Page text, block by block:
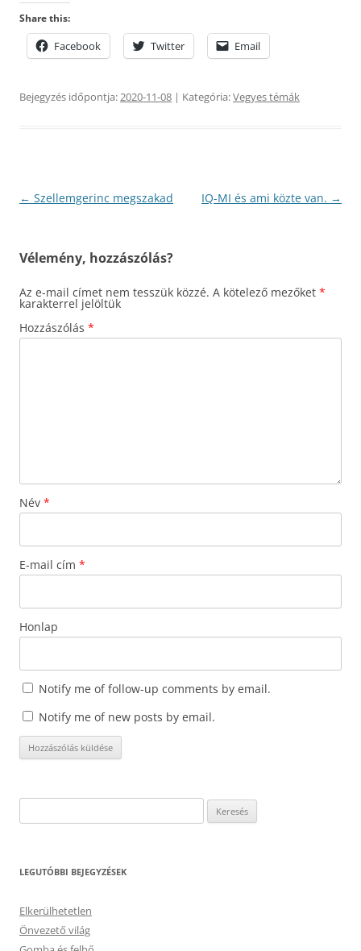
Share this:
Facebook Twitter Email
Bejegyzés időpontja:2020-11-08 | Kategória:Vegyes témák
Bejegyzés
← Szellemgerinc megszakad IQ-MI és ami közte van. →
Vélemény, hozzászólás?
Az e-mail címet nem tesszük közzé. A kötelező mezőket *
karakterrel jelöltük
Hozzászólás *
Név *
E-mail cím *
Honlap
Notify me of follow-up comments by email.
Notify me of new posts by email.
LEGUTÓBBI BEJEGYZÉSEK
Elkerülhetetlen
Önvezető világ